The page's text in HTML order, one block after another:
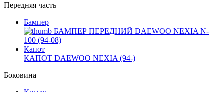
Передняя часть
Бампер
БАМПЕР ПЕРЕДНИЙ DAEWOO NEXIA N-
100 (94-08)
Капот
КАПОТ DAEWOO NEXIA (94-)
Боковина